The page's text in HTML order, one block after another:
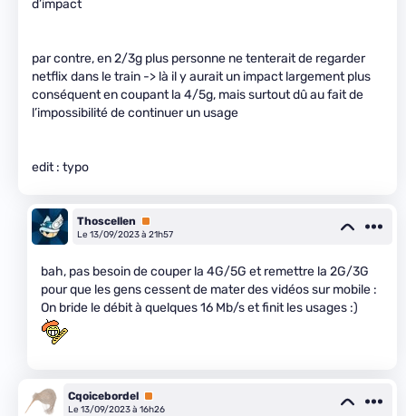
d’impact
par contre, en 2/3g plus personne ne tenterait de regarder
netflix dans le train -> là il y aurait un impact largement plus
conséquent en coupant la 4/5g, mais surtout dû au fait de
l’impossibilité de continuer un usage
edit : typo
Thoscellen
Premium
Le 13/09/2023 à 21h57
bah, pas besoin de couper la 4G/5G et remettre la 2G/3G
pour que les gens cessent de mater des vidéos sur mobile :
On bride le débit à quelques 16 Mb/s et finit les usages :)
Cqoicebordel Premium
Le 13/09/2023 à 16h26